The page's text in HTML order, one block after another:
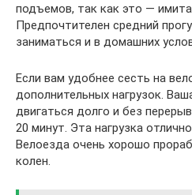
подъемов, так как это —
Предпочтителен средний
заниматься и в домашних
Если вам удобнее сесть на
дополнительных нагрузок.
двигаться долго и без
20 минут. Эта нагрузка
Велоезда очень хорошо
колен.